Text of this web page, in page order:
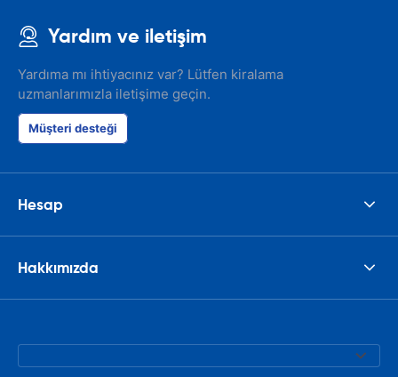
Yardım ve iletişim
Yardıma mı ihtiyacınız var? Lütfen kiralama
uzmanlarımızla iletişime geçin.
Müşteri desteği
Hesap
Hakkımızda